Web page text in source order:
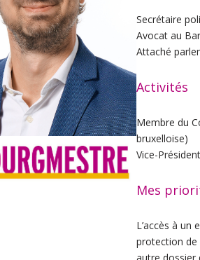
Secrétaire
Avocat au
Attaché
Activités
Membre du
bruxelloise)
Vice-
Mes
L’accès à
protection de